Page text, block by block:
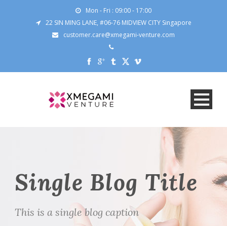
Mon - Fri : 09:00 - 17:00
22 SIN MING LANE, #06-76 MIDVIEW CITY Singapore
customer.care@xmegami-venture.com
Single Blog Title
This is a single blog caption